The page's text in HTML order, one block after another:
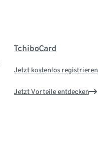
TchiboCard
Jetzt kostenlos registrieren
Jetzt Vorteile entdecken